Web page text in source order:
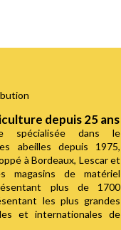
depuis 25 ans
spécialisée dans le
abeilles depuis 1975,
à Bordeaux, Lescar et
magasins de matériel
plus de 1700
les plus grandes
et internationales de